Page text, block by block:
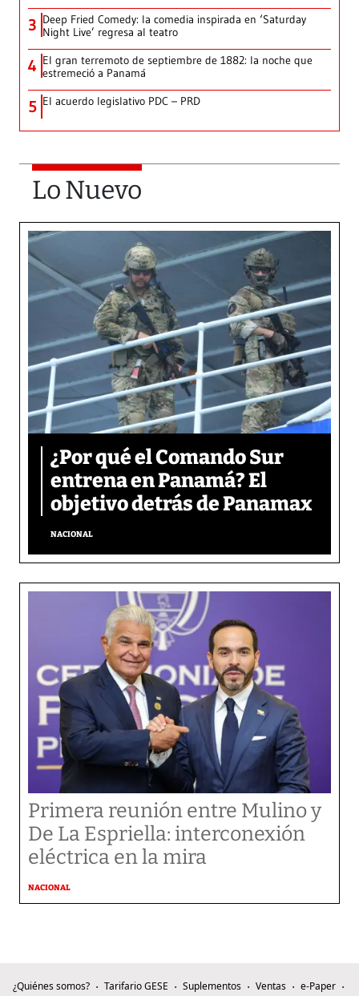
3 Deep Fried Comedy: la comedia inspirada en ‘Saturday
Night Live’ regresa al teatro
4 El gran terremoto de septiembre de 1882: la noche que
estremeció a Panamá
5 El acuerdo legislativo PDC – PRD
Lo Nuevo
¿Por qué el Comando Sur
entrena en Panamá? El
objetivo detrás de Panamax
NACIONAL
Primera reunión entre Mulino y
De La Espriella: interconexión
eléctrica en la mira
NACIONAL
¿Quiénes somos? Tarifario GESE Suplementos Ventas
e-Paper